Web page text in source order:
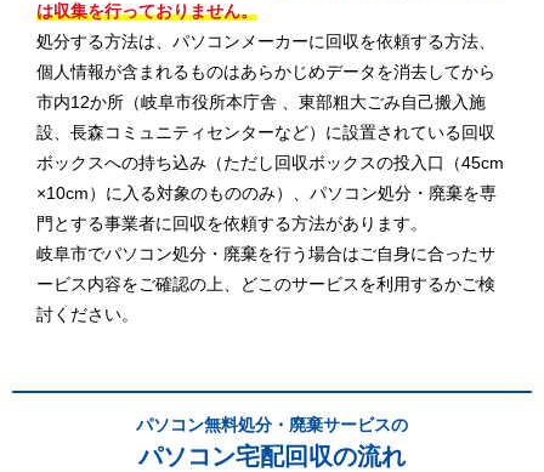
は収集を行っておりません。
処分する方法は、パソコンメーカーに回収を依頼する方法、
個人情報が含まれるものはあらかじめデータを消去してから
市内12か所（岐阜市役所本庁舎 、東部粗大ごみ自己搬入施
設、長森コミュニティセンターなど）に設置されている回収
ボックスへの持ち込み（ただし回収ボックスの投入口（45cm
×10cm）に入る対象のもののみ）、パソコン処分・廃棄を専
門とする事業者に回収を依頼する方法があります。
岐阜市でパソコン処分・廃棄を行う場合はご自身に合ったサ
ービス内容をご確認の上、どこのサービスを利用するかご検
討ください。
パソコン無料処分・廃棄サービスの
パソコン宅配回収の流れ